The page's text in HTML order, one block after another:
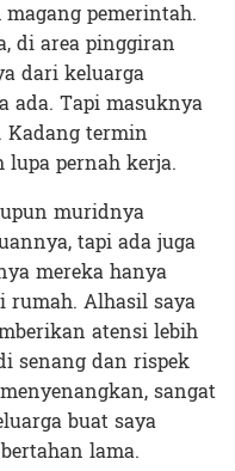
pemerintah.
di area pinggiran
dari keluarga
ada. Tapi masuknya
Kadang termin
pernah kerja.
muridnya
tapi ada juga
mereka hanya
Alhasil saya
atensi lebih
senang dan rispek
sangat
buat saya
lama.